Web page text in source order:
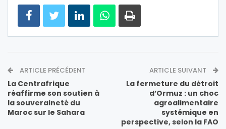
ARTICLE PRÉCÉDENT
La Centrafrique
réaffirme son soutien à
la souveraineté du
Maroc sur le Sahara
ARTICLE SUIVANT
La fermeture du détroit
d’Ormuz : un choc
agroalimentaire
systémique en
perspective, selon la FAO